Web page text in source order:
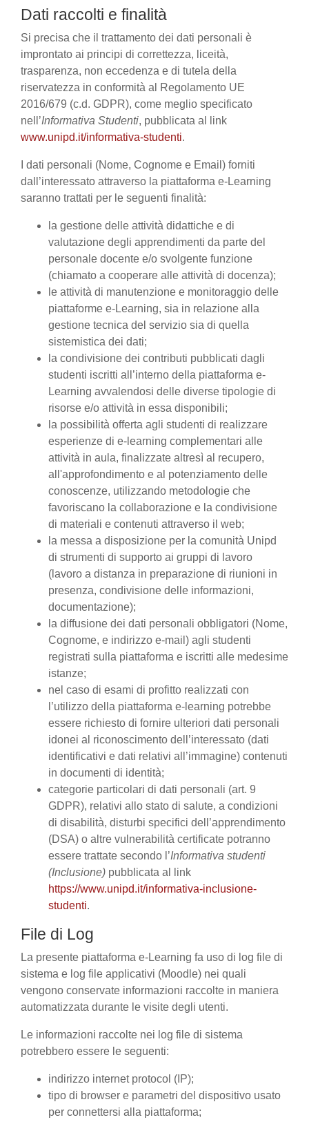
Dati raccolti e finalità
Si precisa che il trattamento dei dati personali è
improntato ai principi di correttezza, liceità,
trasparenza, non eccedenza e di tutela della
riservatezza in conformità al Regolamento UE
2016/679 (c.d. GDPR), come meglio specificato
nell’Informativa Studenti, pubblicata al link
www.unipd.it/informativa-studenti.
I dati personali (Nome, Cognome e Email) forniti
dall’interessato attraverso la piattaforma e-Learning
saranno trattati per le seguenti finalità:
la gestione delle attività didattiche e di
valutazione degli apprendimenti da parte del
personale docente e/o svolgente funzione
(chiamato a cooperare alle attività di docenza);
le attività di manutenzione e monitoraggio delle
piattaforme e-Learning, sia in relazione alla
gestione tecnica del servizio sia di quella
sistemistica dei dati;
la condivisione dei contributi pubblicati dagli
studenti iscritti all’interno della piattaforma e-
Learning avvalendosi delle diverse tipologie di
risorse e/o attività in essa disponibili;
la possibilità offerta agli studenti di realizzare
esperienze di e-learning complementari alle
attività in aula, finalizzate altresì al recupero,
all'approfondimento e al potenziamento delle
conoscenze, utilizzando metodologie che
favoriscano la collaborazione e la condivisione
di materiali e contenuti attraverso il web;
la messa a disposizione per la comunità Unipd
di strumenti di supporto ai gruppi di lavoro
(lavoro a distanza in preparazione di riunioni in
presenza, condivisione delle informazioni,
documentazione);
la diffusione dei dati personali obbligatori (Nome,
Cognome, e indirizzo e-mail) agli studenti
registrati sulla piattaforma e iscritti alle medesime
istanze;
nel caso di esami di profitto realizzati con
l’utilizzo della piattaforma e-learning potrebbe
essere richiesto di fornire ulteriori dati personali
idonei al riconoscimento dell’interessato (dati
identificativi e dati relativi all’immagine) contenuti
in documenti di identità;
categorie particolari di dati personali (art. 9
GDPR), relativi allo stato di salute, a condizioni
di disabilità, disturbi specifici dell’apprendimento
(DSA) o altre vulnerabilità certificate potranno
essere trattate secondo l’Informativa studenti
(Inclusione) pubblicata al link
https://www.unipd.it/informativa-inclusione-
studenti.
File di Log
La presente piattaforma e-Learning fa uso di log file di
sistema e log file applicativi (Moodle) nei quali
vengono conservate informazioni raccolte in maniera
automatizzata durante le visite degli utenti.
Le informazioni raccolte nei log file di sistema
potrebbero essere le seguenti:
indirizzo internet protocol (IP);
tipo di browser e parametri del dispositivo usato
per connettersi alla piattaforma;